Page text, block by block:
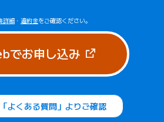
詳細 ・ 違約金をご確認ください。
でお申し込み（新しいタブ
よくある質問」よりご確認